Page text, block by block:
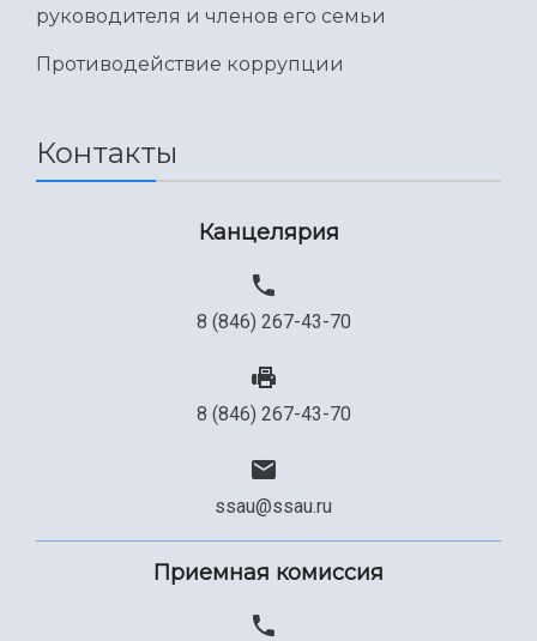
руководителя и членов его семьи
Противодействие коррупции
Контакты
Канцелярия
8 (846) 267-43-70
8 (846) 267-43-70
ssau@ssau.ru
Приемная комиссия